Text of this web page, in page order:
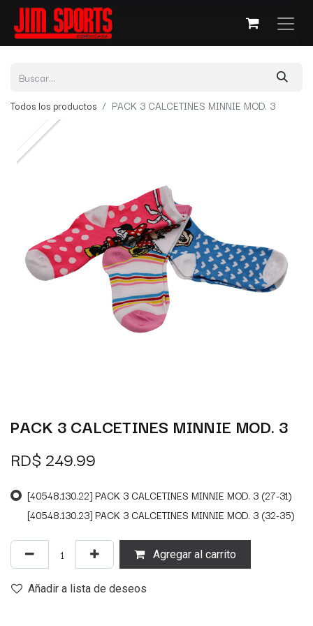
Todos los productos PACK 3 CALCETINES MINNIE MOD. 3
PACK 3 CALCETINES MINNIE MOD. 3
RD$ 249.99
[40548.130.22] PACK 3 CALCETINES MINNIE MOD. 3 (27-31)
[40548.130.23] PACK 3 CALCETINES MINNIE MOD. 3 (32-35)
Agregar al carrito
Añadir a lista de deseos